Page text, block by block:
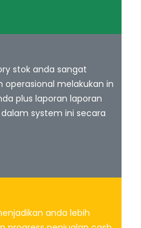
stok anda sangat
melakukan in
plus laporan laporan
system ini secara
anda lebih